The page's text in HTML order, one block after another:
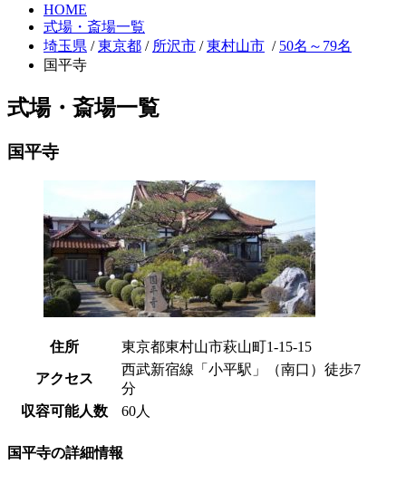
HOME
式場・斎場一覧
埼玉県 /東京都 / 所沢市 /東村山市 / 50名～79名
国平寺
式場・斎場一覧
国平寺
住所 東京都東村山市萩山町1-15-15
アクセス
西武新宿線「小平駅」（南口）徒歩7
分
収容可能人数
60人
国平寺の詳細情報